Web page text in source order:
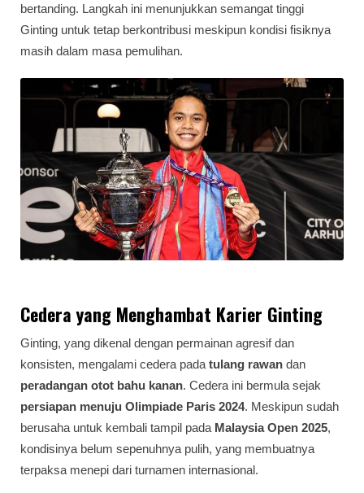
bertanding. Langkah ini menunjukkan semangat tinggi
Ginting untuk tetap berkontribusi meskipun kondisi fisiknya
masih dalam masa pemulihan.
Cedera yang Menghambat Karier Ginting
Ginting, yang dikenal dengan permainan agresif dan
konsisten, mengalami cedera pada tulang rawan dan
peradangan otot bahu kanan. Cedera ini bermula sejak
persiapan menuju Olimpiade Paris 2024. Meskipun sudah
berusaha untuk kembali tampil pada Malaysia Open 2025,
kondisinya belum sepenuhnya pulih, yang membuatnya
terpaksa menepi dari turnamen internasional.